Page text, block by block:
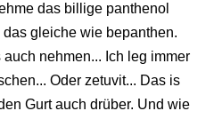
das billige panthenol
das gleiche wie bepanthen.
nehmen... Ich leg immer
Oder zetuvit... Das is
Gurt auch drüber. Und wie